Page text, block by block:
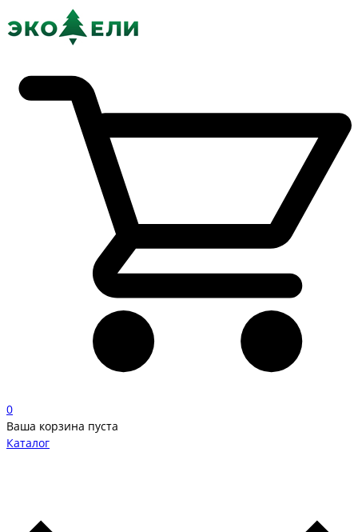
0
Ваша корзина пуста
Каталог